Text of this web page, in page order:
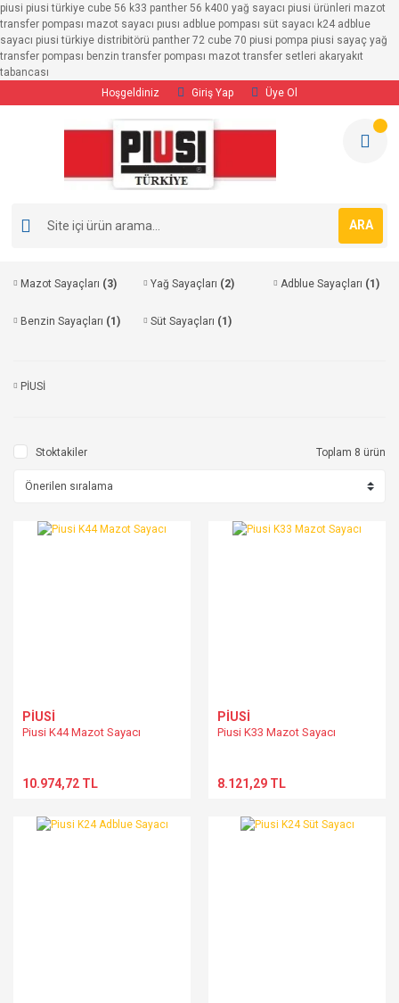
piusi piusi türkiye cube 56 k33 panther 56 k400 yağ sayacı piusi ürünleri mazot
transfer pompası mazot sayacı pıusı adblue pompası süt sayacı k24 adblue
sayacı piusi türkiye distribitörü panther 72 cube 70 piusi pompa piusi sayaç yağ
transfer pompası benzin transfer pompası mazot transfer setleri akaryakıt
tabancası
Hoşgeldiniz
Giriş Yap Üye Ol
ARA
Mazot Sayaçları (3) Yağ Sayaçları (2) Adblue Sayaçları (1)
Benzin Sayaçları (1) Süt Sayaçları (1)
PİUSİ
Stoktakiler Toplam 8 ürün
PİUSİ
Piusi K44 Mazot Sayacı
10.974,72 TL
PİUSİ
Piusi K33 Mazot Sayacı
8.121,29 TL